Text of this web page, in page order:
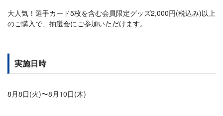
大人気！選手カード5枚を含む会員限定グッズ2,000円(税込み)以上
のご購入で、抽選会にご参加いただけます。
実施日時
8月8日(火)〜8月10日(木)